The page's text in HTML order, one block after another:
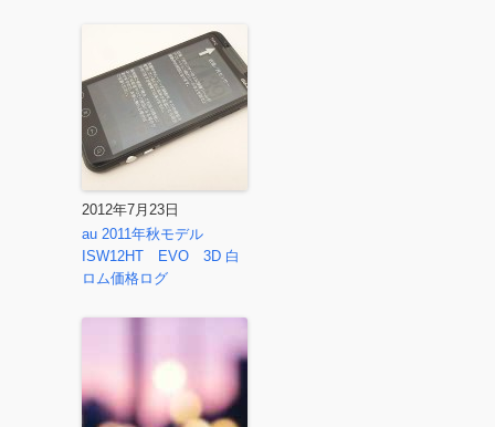
2012年7月23日
au 2011年秋モデル
ISW12HT EVO 3D 白
ロム価格ログ